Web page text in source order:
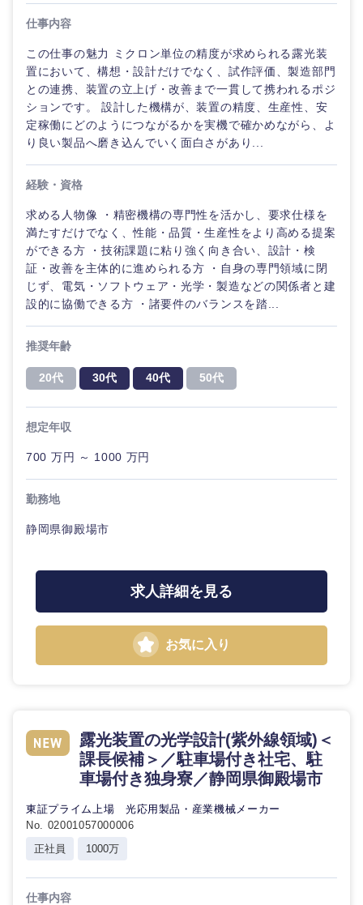
選択する
仕事内容
この仕事の魅力 ミクロン単位の精度が求められる露光装
置において、構想・設計だけでなく、試作評価、製造部門
との連携、装置の立上げ・改善まで一貫して携われるポジ
ションです。 設計した機構が、装置の精度、生産性、安
定稼働にどのようにつながるかを実機で確かめながら、よ
り良い製品へ磨き込んでいく面白さがあり...
経験・資格
求める人物像 ・精密機構の専門性を活かし、要求仕様を
満たすだけでなく、性能・品質・生産性をより高める提案
ができる方 ・技術課題に粘り強く向き合い、設計・検
証・改善を主体的に進められる方 ・自身の専門領域に閉
じず、電気・ソフトウェア・光学・製造などの関係者と建
設的に協働できる方 ・諸要件のバランスを踏...
推奨年齢
20代 30代 40代 50代
想定年収
700 万円 ～ 1000 万円
勤務地
静岡県御殿場市
求人詳細を見る
お気に入り
露光装置の光学設計(紫外線領域)＜
課長候補＞／駐車場付き社宅、駐
車場付き独身寮／静岡県御殿場市
東証プライム上場 光応用製品・産業機械メーカー
No. 02001057000006
正社員
1000万
仕事内容